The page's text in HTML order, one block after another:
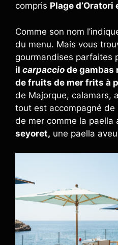
compris Plage d’Oratori
Comme son nom
du menu. Mais vous
gourmandises parfaites
il carpaccio de gambas
de fruits de mer frits à
de Majorque, calamars,
tout est accompagné
de mer comme la paella
seyoret, une paella